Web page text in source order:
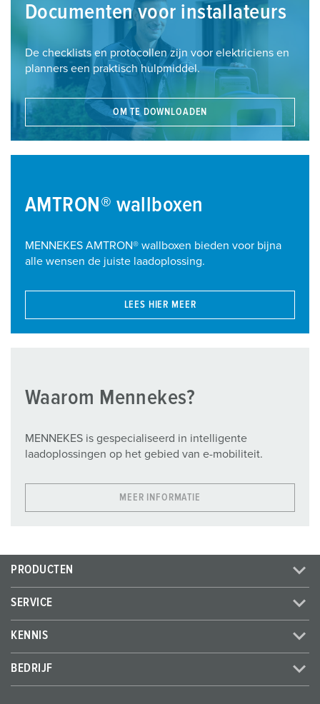
Documenten voor installateurs
De checklists en protocollen zijn voor elektriciens en
planners een praktisch hulpmiddel.
OM TE DOWNLOADEN
AMTRON® wallboxen
MENNEKES AMTRON® wallboxen bieden voor bijna
alle wensen de juiste laadoplossing.
LEES HIER MEER
Waarom Mennekes?
MENNEKES is gespecialiseerd in intelligente
laadoplossingen op het gebied van e-mobiliteit.
MEER INFORMATIE
PRODUCTEN
SERVICE
KENNIS
BEDRIJF